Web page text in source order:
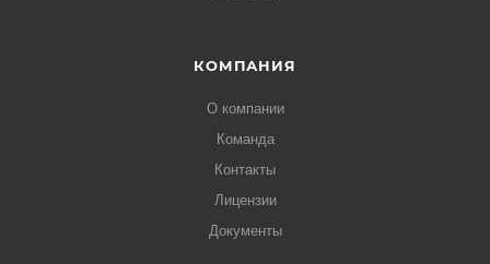
КОМПАНИЯ
О компании
Команда
Контакты
Лицензии
Документы